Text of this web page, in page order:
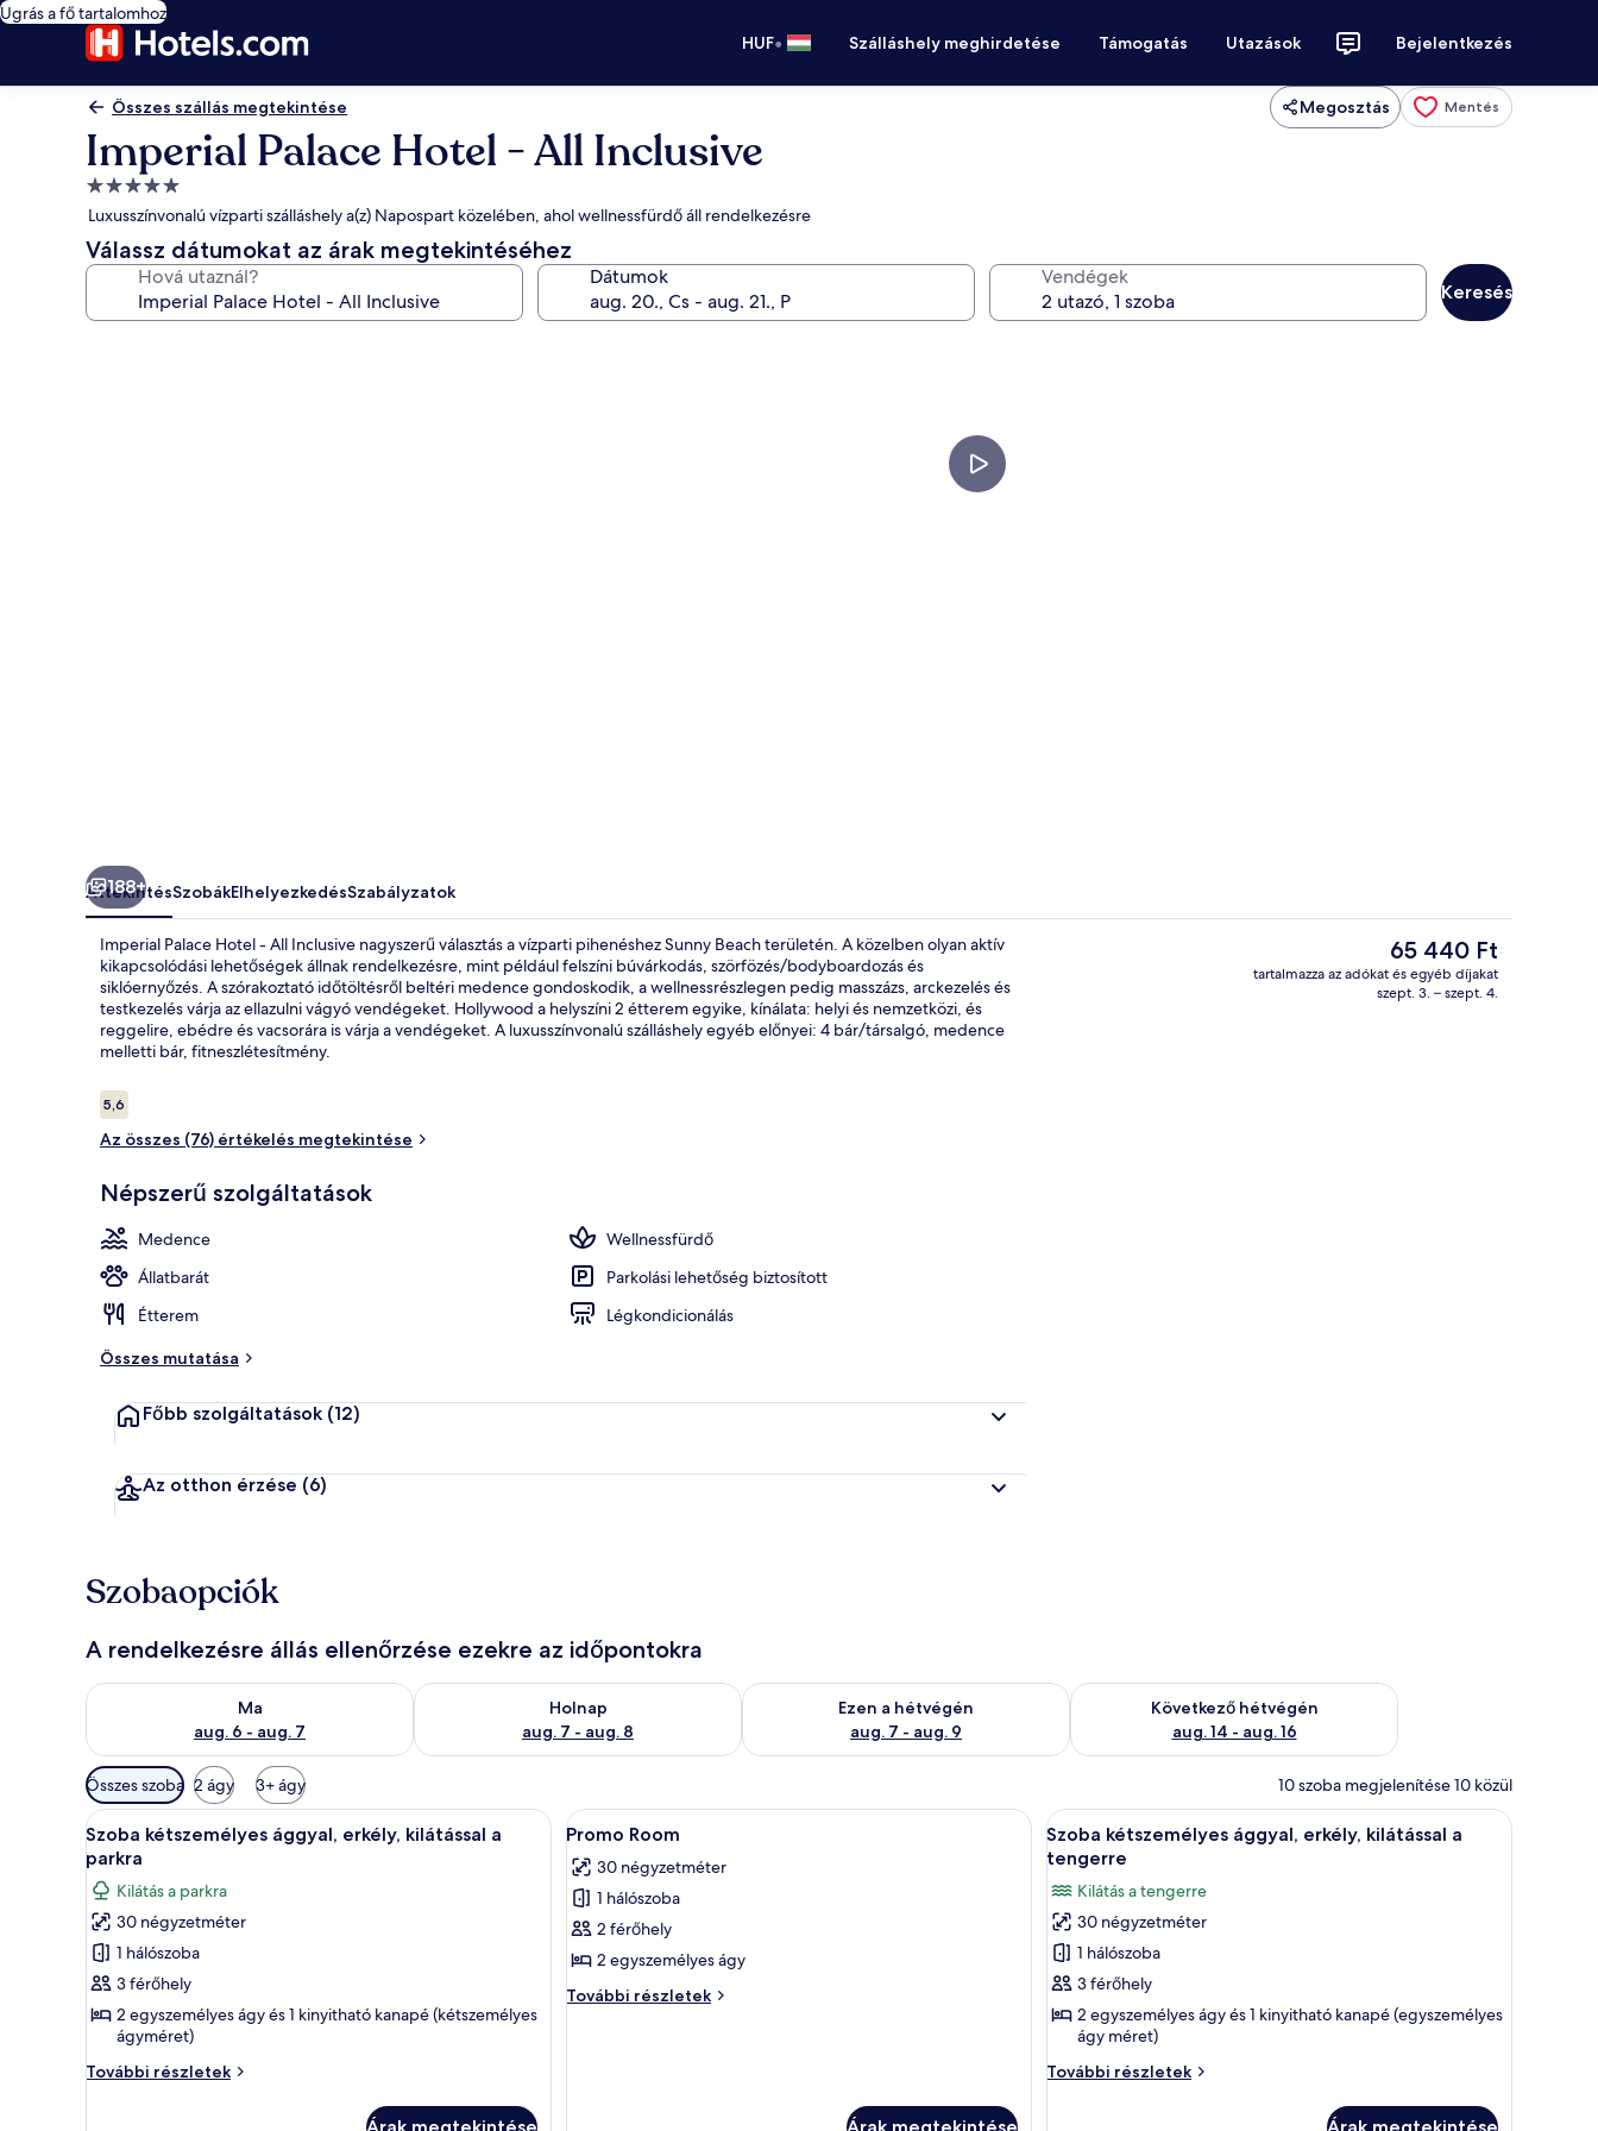
Ugrás a fő tartalomhoz
HUF• Szálláshely meghirdetése Támogatás Utazások Bejelentkezés
Összes szállás megtekintése Megosztás Mentés
Imperial Palace Hotel - All Inclusive
5.0
csillagos
szálláshely
Luxusszínvonalú vízparti szálláshely a(z) Napospart közelében, ahol wellnessfürdő áll rendelkezésre
Válassz dátumokat az árak megtekintéséhez
Hová utaznál? Dátumok Vendégek
Keresés
Szauna, gőzfürdő, törökfürdő/hammam és testkezelés, aromaterápiaStúdió, erkély, kilátással a tengerre |
188+
ÁttekintésSzobákElhelyezkedésSzabályzatok
Imperial Palace Hotel - All Inclusive nagyszerű választás a vízparti pihenéshez Sunny Beach területén. A közelben olyan aktív
kikapcsolódási lehetőségek állnak rendelkezésre, mint például felszíni búvárkodás, szörfözés/bodyboardozás és
siklóernyőzés. A szórakoztató időtöltésről beltéri medence gondoskodik, a wellnessrészlegen pedig masszázs, arckezelés és
testkezelés várja az ellazulni vágyó vendégeket. Hollywood a helyszíni 2 étterem egyike, kínálata: helyi és nemzetközi, és
reggelire, ebédre és vacsorára is várja a vendégeket. A luxusszínvonalú szálláshely egyéb előnyei: 4 bár/társalgó, medence
melletti bár, fitneszlétesítmény.
Értékelések
5,65,6 ennyiből: 10
Az összes (76) értékelés megtekintése
Népszerű szolgáltatások
Medence
Wellnessfürdő
Állatbarát
Parkolási lehetőség biztosított
Étterem
Légkondicionálás
Összes mutatása
Főbb szolgáltatások (12)
Az otthon érzése (6)
A
jelenlegi
ár
65 440 Ft
tartalmazza az adókat és egyéb díjakat
szept. 3. – szept. 4.
Szobaopciók
A rendelkezésre állás ellenőrzése ezekre az időpontokra
Ma
aug. 6 - aug. 7
A ma esti rendelkezésre állás ellenőrzése: aug. 6 - aug. 7
Holnap
aug. 7 - aug. 8
A holnapi rendelkezésre állás ellenőrzése: aug. 7 - aug. 8
Ezen a hétvégén
aug. 7 - aug. 9
A mostani hétvégi rendelkezésre állás ellenőrzése: aug. 7 - aug. 9
Következő hétvégén
aug. 14 - aug. 16
A következő hétvégi rendelkezésre állás ellenőrzése: aug. 14 -
Szobákhoz
rendelkezésre
álló
szűrők
Összes szoba 2 ágy 3+ ágy 10 szoba megjelenítése 10 közül
A
következő
szoba
összes
képének
megtekintése:
Szoba
kétszemélyes
ággyal,
erkély,
Szoba kétszemélyes ággyal, erkély, kilátással a parkra | Prémium ágynemű, memóriahabos ágy, íróasztal és vasaló/vasalódeszka
16
Szoba kétszemélyes ággyal, erkély, kilátással a
parkra
Kilátás a parkra
30 négyzetméter
1 hálószoba
3 férőhely
2 egyszemélyes ágy és 1 kinyitható kanapé (kétszemélyes
ágyméret)
További részletek
Szoba
A
következő
szoba
összes
képének
megtekintése:
Promo
Room
Prémium ágynemű, memóriahabos ágy, íróasztal és vasaló/vasalódeszka
5
Promo Room
30 négyzetméter
1 hálószoba
2 férőhely
2 egyszemélyes ágy
További részletek
Promo
A
következő
szoba
összes
képének
megtekintése:
Szoba
kétszemélyes
ággyal,
erkély,
Egy szállodai szoba, amelyben egy nagy
10
Szoba kétszemélyes ággyal, erkély, kilátással a
tengerre
Kilátás a tengerre
30 négyzetméter
1 hálószoba
3 férőhely
2 egyszemélyes ágy és 1 kinyitható kanapé (egyszemélyes
ágy méret)
További részletek
Szoba